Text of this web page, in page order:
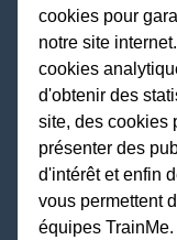
cookies pour
notre site
cookies
d'obtenir des
site, des cookies
présenter des
d'intérêt et enfin
vous permettent
équipes